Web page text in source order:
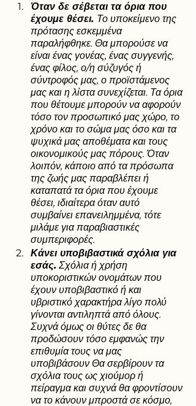
Όταν δε σέβεται τα όρια που
έχουμε θέσει. Το υποκείμενο της
πρότασης εσκεμμένα
παραλήφθηκε. Θα μπορούσε να
είναι ένας γονέας, ένας συγγενής,
ένας φίλος, ο/η σύζυγός ή
σύντροφός μας, ο προϊστάμενος
μας και η λίστα συνεχίζεται. Τα όρια
που θέτουμε μπορούν να αφορούν
τόσο τον προσωπικό μας χώρο, το
χρόνο και το σώμα μας όσο και τα
ψυχικά μας αποθέματα και τους
οικονομικούς μας πόρους. Όταν
λοιπόν, κάποιο από τα πρόσωπα
της ζωής μας παραβλέπει ή
καταπατά τα όρια που έχουμε
θέσει, ιδιαίτερα όταν αυτό
συμβαίνει επανειλημμένα, τότε
μιλάμε για παραβιαστικές
συμπεριφορές.
Κάνει υποβιβαστικά σχόλια για
εσάς. Σχόλια ή χρήση
υποκοριστικών ονομάτων που
έχουν υποβιβαστικό ή και
υβριστικό χαρακτήρα λίγο πολύ
γίνονται αντιληπτά από όλους.
Συχνά όμως οι θύτες δε θα
προδώσουν τόσο εμφανώς την
επιθυμία τους να μας
υποβιβάσουν Θα σερβίρουν τα
σχόλια τους ως χιούμορ ή
πείραγμα και συχνά θα φροντίσουν
να το κάνουν μπροστά σε κόσμο,